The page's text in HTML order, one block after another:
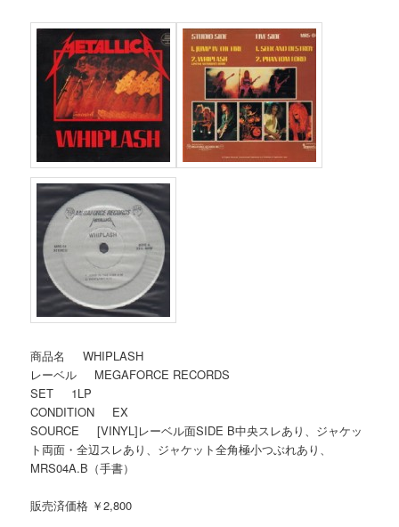
商品名 WHIPLASH
レーベル MEGAFORCE RECORDS
SET 1LP
CONDITION EX
SOURCE [VINYL]レーベル面SIDE B中央スレあり、ジャケッ
ト両面・全辺スレあり、ジャケット全角極小つぶれあり、
MRS04A.B（手書）
販売済価格 ￥2,800